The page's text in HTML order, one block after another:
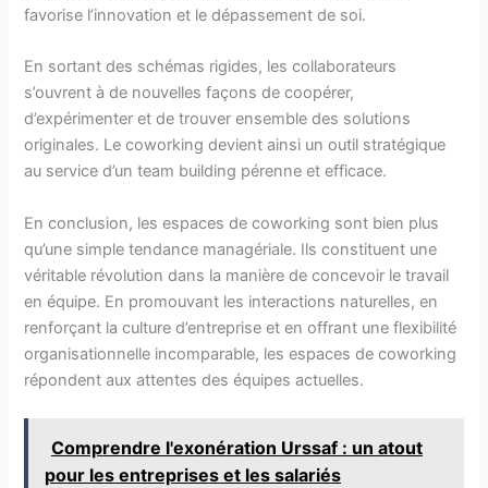
favorise l’innovation et le dépassement de soi.
En sortant des schémas rigides, les collaborateurs
s’ouvrent à de nouvelles façons de coopérer,
d’expérimenter et de trouver ensemble des solutions
originales. Le coworking devient ainsi un outil stratégique
au service d’un team building pérenne et efficace.
En conclusion, les espaces de coworking sont bien plus
qu’une simple tendance managériale. Ils constituent une
véritable révolution dans la manière de concevoir le travail
en équipe. En promouvant les interactions naturelles, en
renforçant la culture d’entreprise et en offrant une flexibilité
organisationnelle incomparable, les espaces de coworking
répondent aux attentes des équipes actuelles.
Comprendre l'exonération Urssaf : un atout
pour les entreprises et les salariés